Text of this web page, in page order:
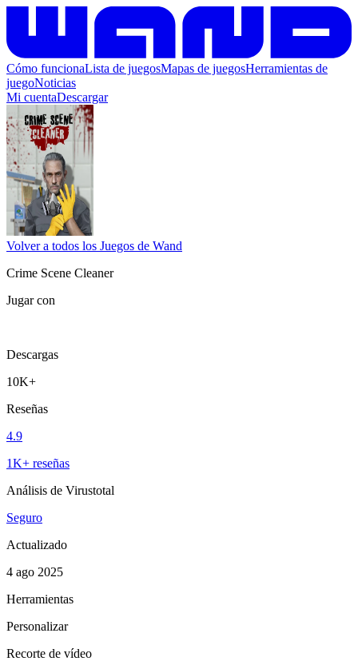
Cómo funcionaLista de juegosMapas de juegosHerramientas de
juegoNoticias
Mi cuentaDescargar
Volver a todos los Juegos de Wand
Crime Scene Cleaner
Jugar con
Descargas
10K+
Reseñas
4.9
1K+ reseñas
Análisis de Virustotal
Seguro
Actualizado
4 ago 2025
Herramientas
Personalizar
Recorte de vídeo